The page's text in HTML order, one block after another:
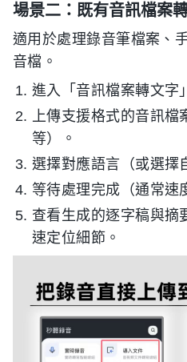
場景二：既有音訊檔案
適用於處理錄音筆檔案、
音檔。
進入「音訊檔案轉文字
上傳支援格式的音訊檔
等）。
選擇對應語言（或選擇
等待處理完成（通常速
查看生成的逐字稿與摘
速定位細節。